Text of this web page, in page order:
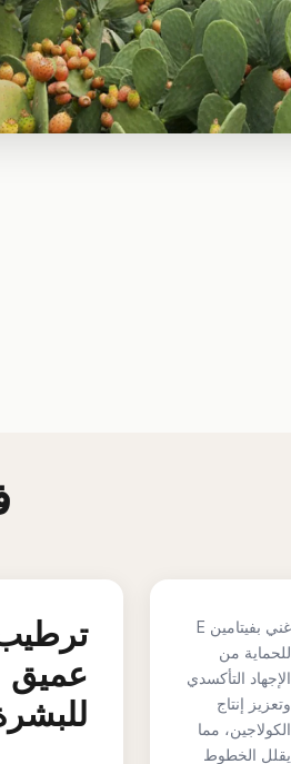
غني بفيتامين E
للحماية من
الإجهاد التأكسدي
وتعزيز إنتاج
الكولاجين، مما
يقلل الخطوط
عميق